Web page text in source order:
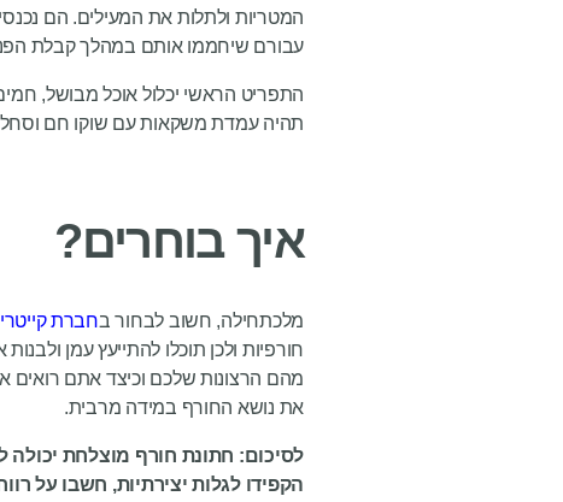
המטריות ולתלות את המעילים. הם
עבורם שיחממו אותם במהלך קבלת
התפריט הראשי יכלול אוכל מבושל,
תהיה עמדת משקאות עם שוקו חם וסחלב
איך בוחרים?
מלכתחילה, חשוב לבחור בחברת
חורפיות ולכן תוכלו להתייעץ עמן
מהם הרצונות שלכם וכיצד אתם רואים
את נושא החורף במידה מרבית.
לסיכום: חתונת חורף מוצלחת יכולה
הקפידו לגלות יצירתיות, חשבו על